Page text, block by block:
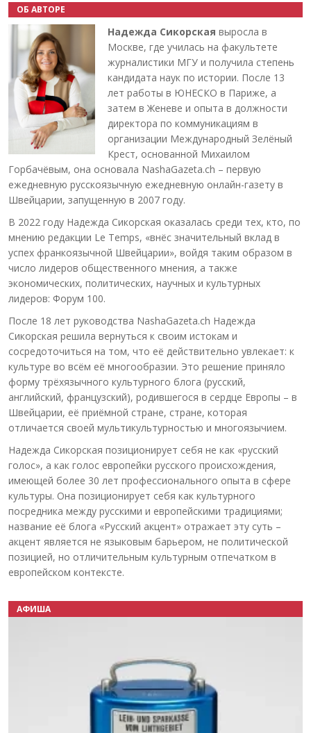
ОБ АВТОРЕ
Надежда Сикорская выросла в
Москве, где училась на факультете
журналистики МГУ и получила степень
кандидата наук по истории. После 13
лет работы в ЮНЕСКО в Париже, а
затем в Женеве и опыта в должности
директора по коммуникациям в
организации Международный Зелёный
Крест, основанной Михаилом
Горбачёвым, она основала NashaGazeta.ch – первую
ежедневную русскоязычную ежедневную онлайн-газету в
Швейцарии, запущенную в 2007 году.
В 2022 году Надежда Сикорская оказалась среди тех, кто, по
мнению редакции Le Temps, «внёс значительный вклад в
успех франкоязычной Швейцарии», войдя таким образом в
число лидеров общественного мнения, а также
экономических, политических, научных и культурных
лидеров: Форум 100.
После 18 лет руководства NashaGazeta.ch Надежда
Сикорская решила вернуться к своим истокам и
сосредоточиться на том, что её действительно увлекает: к
культуре во всём её многообразии. Это решение приняло
форму трёхязычного культурного блога (русский,
английский, французский), родившегося в сердце Европы – в
Швейцарии, её приёмной стране, стране, которая
отличается своей мультикультурностью и многоязычием.
Надежда Сикорская позиционирует себя не как «русский
голос», а как голос европейки русского происхождения,
имеющей более 30 лет профессионального опыта в сфере
культуры. Она позиционирует себя как культурного
посредника между русскими и европейскими традициями;
название её блога «Русский акцент» отражает эту суть –
акцент является не языковым барьером, не политической
позицией, но отличительным культурным отпечатком в
европейском контексте.
АФИША